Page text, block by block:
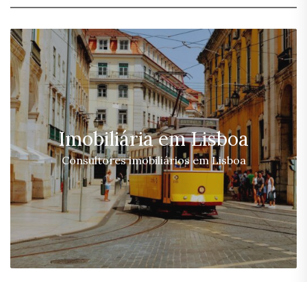
Imobiliária em Lisboa
Consultores imobiliários em Lisboa